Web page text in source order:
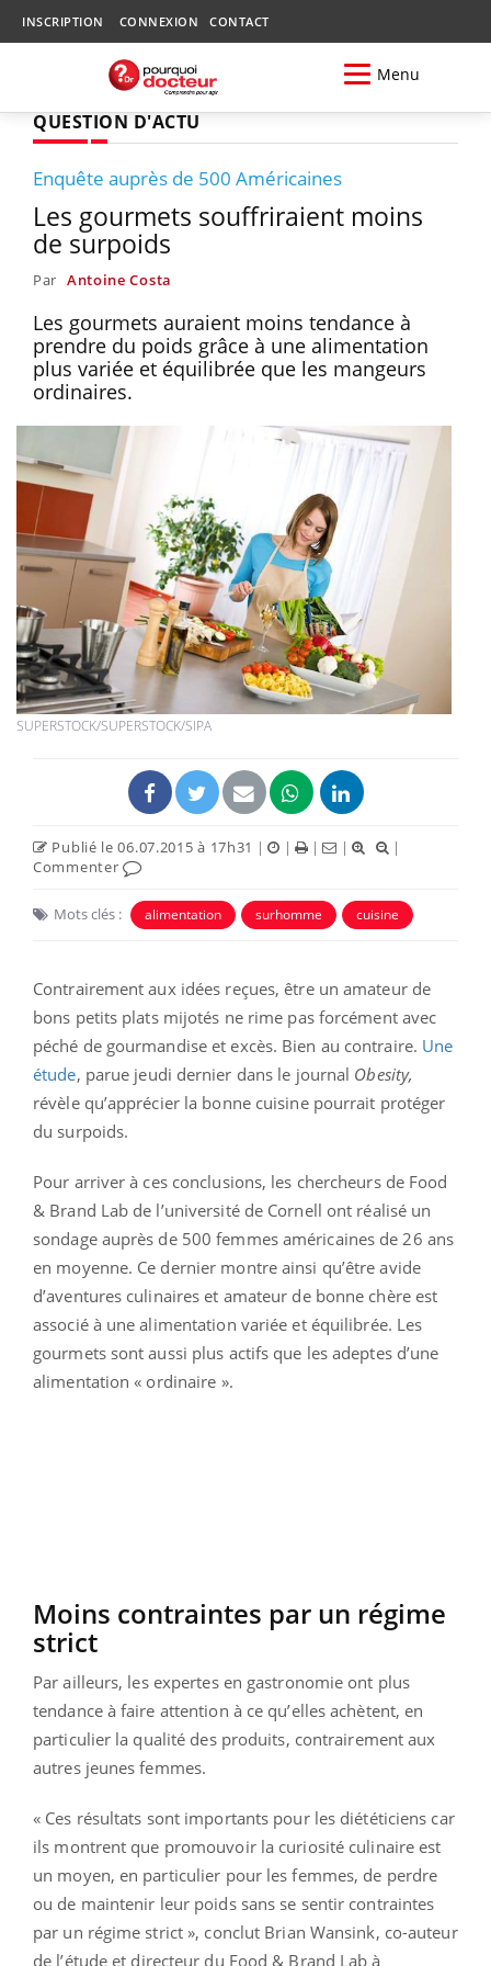
INSCRIPTION CONNEXION CONTACT
Menu
QUESTION D'ACTU
Enquête auprès de 500 Américaines
Les gourmets souffriraient moins
de surpoids
Par Antoine Costa
Les gourmets auraient moins tendance à
prendre du poids grâce à une alimentation
plus variée et équilibrée que les mangeurs
ordinaires.
SUPERSTOCK/SUPERSTOCK/SIPA
Publié le 06.07.2015 à 17h31 | | | |
|
Commenter
Mots clés : alimentation surhomme cuisine
Contrairement aux idées reçues, être un amateur de
bons petits plats mijotés ne rime pas forcément avec
péché de gourmandise et excès. Bien au contraire. Une
étude, parue jeudi dernier dans le journal Obesity,
révèle qu’apprécier la bonne cuisine pourrait protéger
du surpoids.
Pour arriver à ces conclusions, les chercheurs de Food
& Brand Lab de l’université de Cornell ont réalisé un
sondage auprès de 500 femmes américaines de 26 ans
en moyenne. Ce dernier montre ainsi qu’être avide
d’aventures culinaires et amateur de bonne chère est
associé à une alimentation variée et équilibrée. Les
gourmets sont aussi plus actifs que les adeptes d’une
alimentation « ordinaire ».
Moins contraintes par un régime
strict
Par ailleurs, les expertes en gastronomie ont plus
tendance à faire attention à ce qu’elles achètent, en
particulier la qualité des produits, contrairement aux
autres jeunes femmes.
« Ces résultats sont importants pour les diététiciens car
ils montrent que promouvoir la curiosité culinaire est
un moyen, en particulier pour les femmes, de perdre
ou de maintenir leur poids sans se sentir contraintes
par un régime strict », conclut Brian Wansink, co-auteur
de l’étude et directeur du Food & Brand Lab à